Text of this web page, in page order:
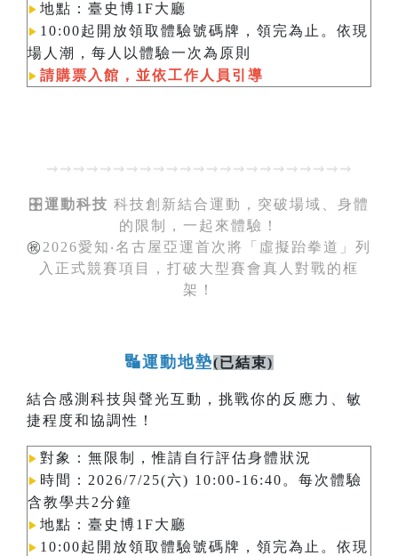
▶︎ 地點：臺史博1F大廳
▶︎ 10:00起開放領取體驗號碼牌，領完為止。依現
場人潮，每人以體驗一次為原則​​​​​​
▶︎ 請購票入館，並依工作人員引導
⇝⇝⇝⇝⇝⇝⇝⇝⇝⇝⇝⇝⇝⇝⇝⇝⇝⇝⇝⇝⇝⇝⇝
🎛️ 運動科技 科技創新結合運動，突破場域、身體
的限制，一起來體驗！
㊗️ 2026愛知‧名古屋亞運首次將「虛擬跆拳道」列
入正式競賽項目，打破大型賽會真人對戰的框
架！
🔣運動地墊(已結束)
結合感測科技與聲光互動，挑戰你的反應力、敏
捷程度和協調性！
▶︎ 對象：無限制，惟請自行評估身體狀況
▶︎ 時間：2026/7/25(六) 10:00-16:40。每次體驗
含教學共2分鐘
▶︎ 地點：臺史博1F大廳
▶︎ 10:00起開放領取體驗號碼牌，領完為止。依現